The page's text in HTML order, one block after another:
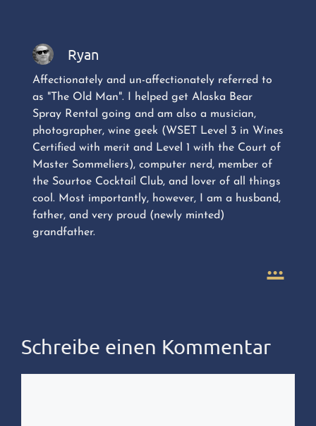
Ryan
Affectionately and un-affectionately referred to
as "The Old Man". I helped get Alaska Bear
Spray Rental going and am also a musician,
photographer, wine geek (WSET Level 3 in Wines
Certified with merit and Level 1 with the Court of
Master Sommeliers), computer nerd, member of
the Sourtoe Cocktail Club, and lover of all things
cool. Most importantly, however, I am a husband,
father, and very proud (newly minted)
grandfather.
...
Schreibe einen Kommentar